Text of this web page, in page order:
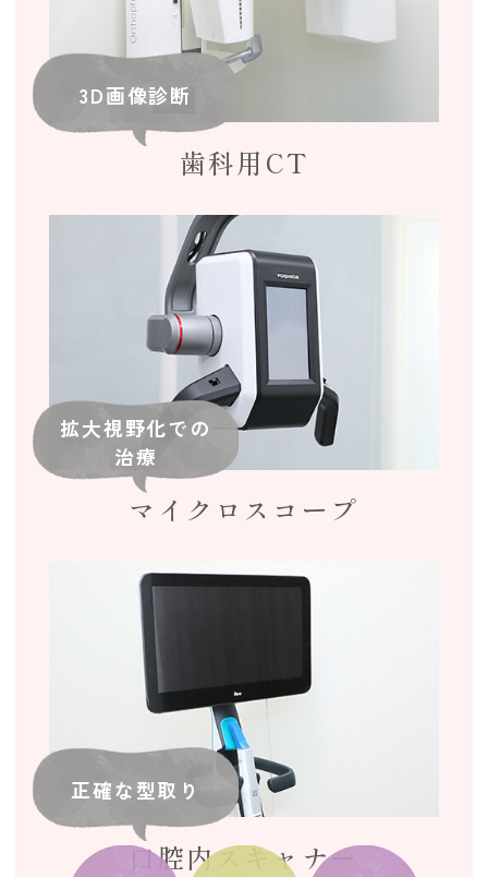
3D画像診断
歯科用CT
拡大視野化での
治療
マイクロスコープ
正確な型取り
口腔内スキャナー